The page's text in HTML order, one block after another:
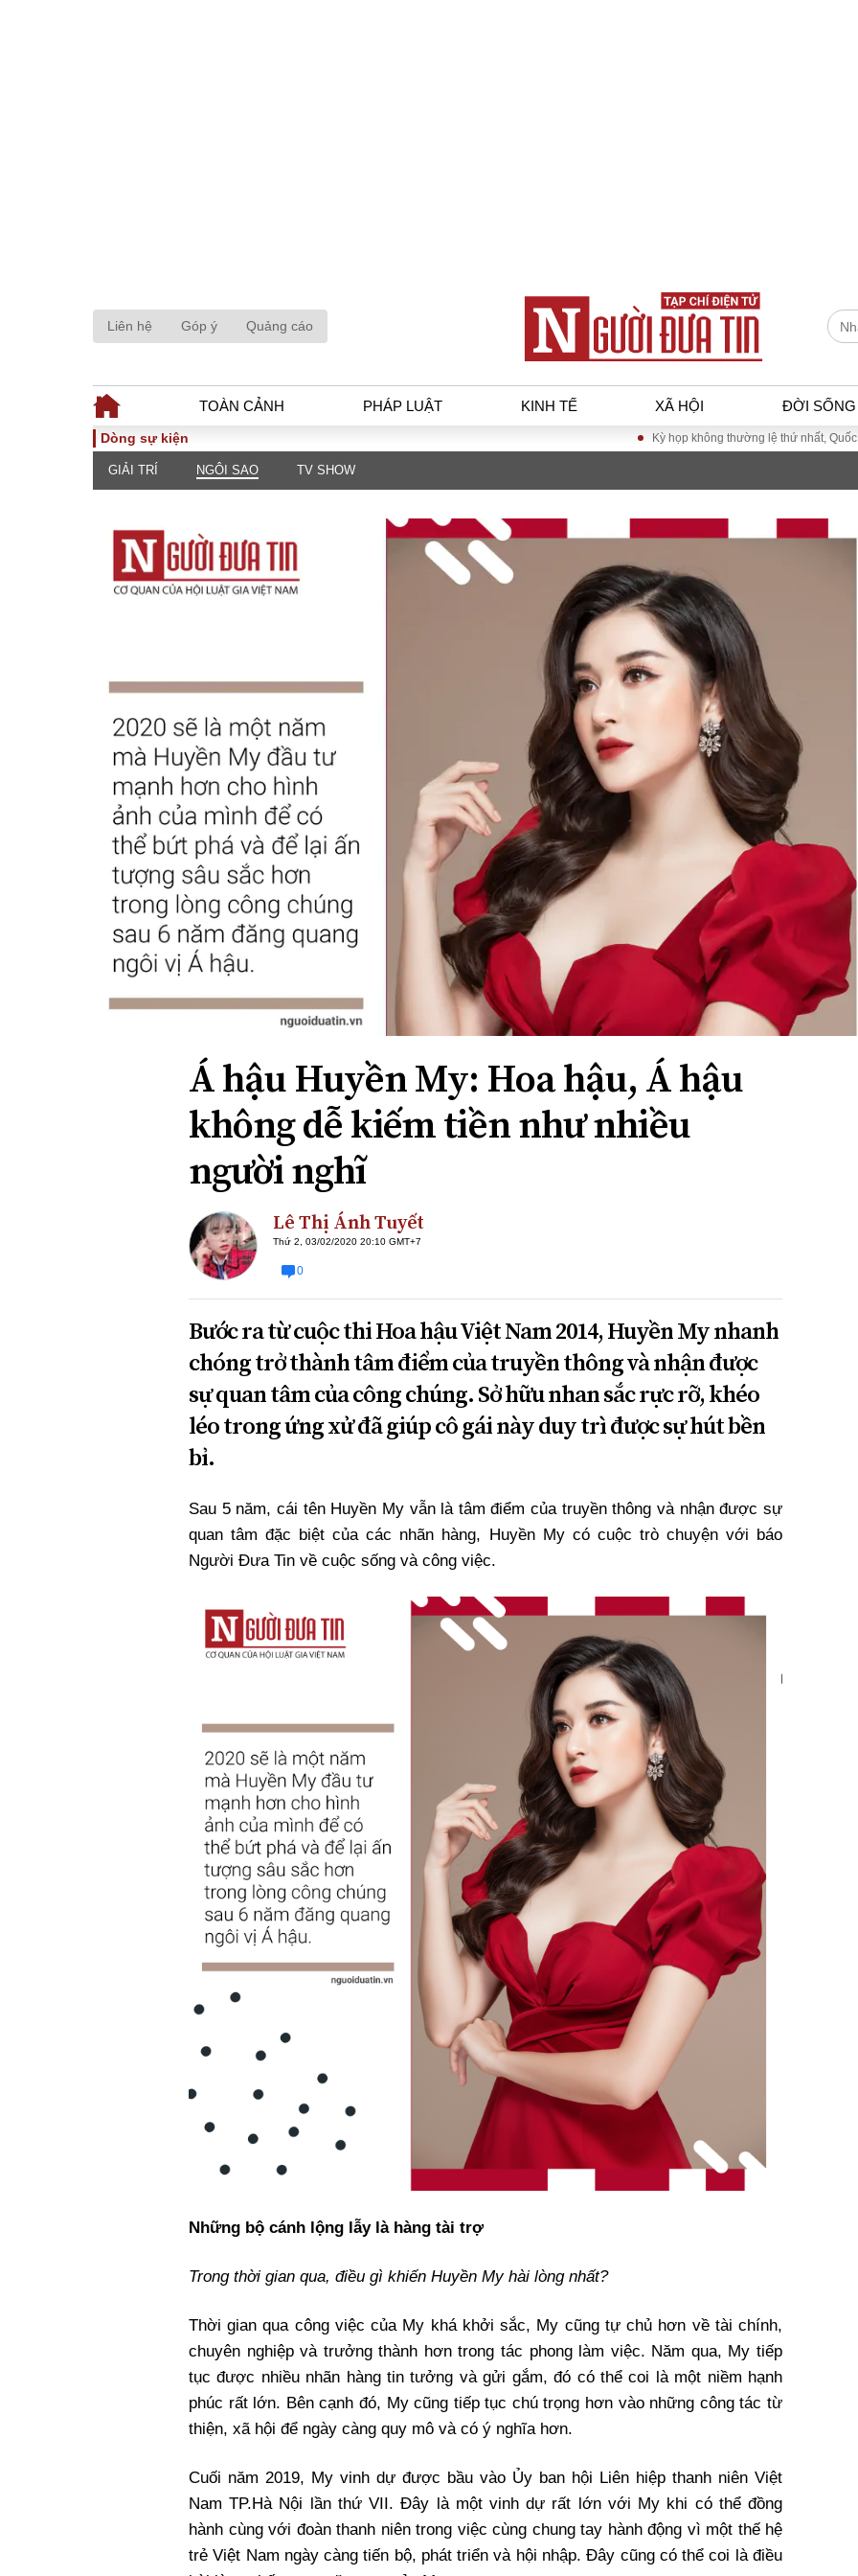
Liên hệ Góp ý Quảng cáo
TOÀN CẢNH PHÁP LUẬT KINH TẾ XÃ HỘI ĐỜI SỐNG
TOÀN CẢNH
Chính sách
Sự kiện
Đối thoại
luật
Góc nhìn luật gia
Hồ sơ điều tra
Tài chính - Ngân
Kinh tế vĩ mô
Hồ sơ doanh
nghiệp
Xu hướng thị
trường
Tiêu dùng và dư
luận
Công nghệ
Giáo dục
Giao
ĐA CHIỀU
Quan điểm
Xi nhan Trái Phải
Bạn đọc viết
INFOCUS
Dòng sự kiện Kỳ họp không thường lệ thứ nhất, Quốc hội khóa
GIẢI TRÍ NGÔI SAO TV SHOW
Á hậu Huyền My: Hoa hậu, Á hậu
không dễ kiếm tiền như nhiều
người nghĩ
Lê Thị Ánh Tuyết
Thứ 2, 03/02/2020 20:10 GMT+7
0
Bước ra từ cuộc thi Hoa hậu Việt Nam 2014, Huyền My nhanh
chóng trở thành tâm điểm của truyền thông và nhận được
sự quan tâm của công chúng. Sở hữu nhan sắc rực rỡ, khéo
léo trong ứng xử đã giúp cô gái này duy trì được sự hút bền
bỉ.
Sau 5 năm, cái tên Huyền My vẫn là tâm điểm của truyền thông và nhận được sự
quan tâm đặc biệt của các nhãn hàng, Huyền My có cuộc trò chuyện với báo
Người Đưa Tin về cuộc sống và công việc.
Những bộ cánh lộng lẫy là hàng tài trợ
Trong thời gian qua, điều gì khiến Huyền My hài lòng nhất?
Thời gian qua công việc của My khá khởi sắc, My cũng tự chủ hơn về tài chính,
chuyên nghiệp và trưởng thành hơn trong tác phong làm việc. Năm qua, My tiếp
tục được nhiều nhãn hàng tin tưởng và gửi gắm, đó có thể coi là một niềm hạnh
phúc rất lớn. Bên cạnh đó, My cũng tiếp tục chú trọng hơn vào những công tác từ
thiện, xã hội để ngày càng quy mô và có ý nghĩa hơn.
Cuối năm 2019, My vinh dự được bầu vào Ủy ban hội Liên hiệp thanh niên Việt
Nam TP.Hà Nội lần thứ VII. Đây là một vinh dự rất lớn với My khi có thể đồng
hành cùng với đoàn thanh niên trong việc cùng chung tay hành động vì một thế hệ
trẻ Việt Nam ngày càng tiến bộ, phát triển và hội nhập. Đây cũng có thể coi là điều